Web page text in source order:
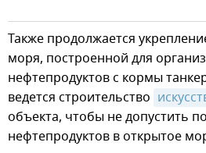
Также продолжается
моря, построенной для
нефтепродуктов с кормы
ведется строительство
объекта, чтобы не допустить
нефтепродуктов в открытое